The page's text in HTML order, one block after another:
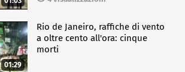
01:29
Rio de Janeiro, raffiche di vento
a oltre cento all'ora: cinque
morti